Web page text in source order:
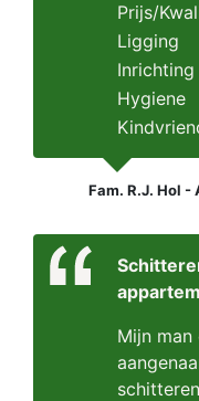
Prijs/
Ligging
Inrichting
Hygiene
Fam. R.J. Hol -
Mijn